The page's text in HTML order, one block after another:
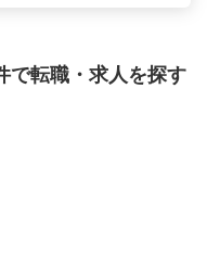
で転職・求人を探す